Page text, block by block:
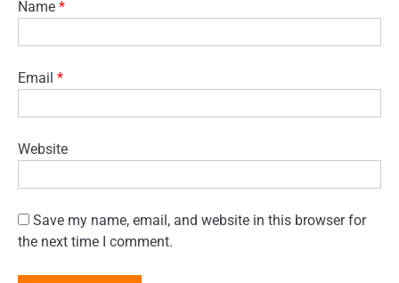
Name *
Email *
Website
Save my name, email, and website in this browser for
the next time I comment.